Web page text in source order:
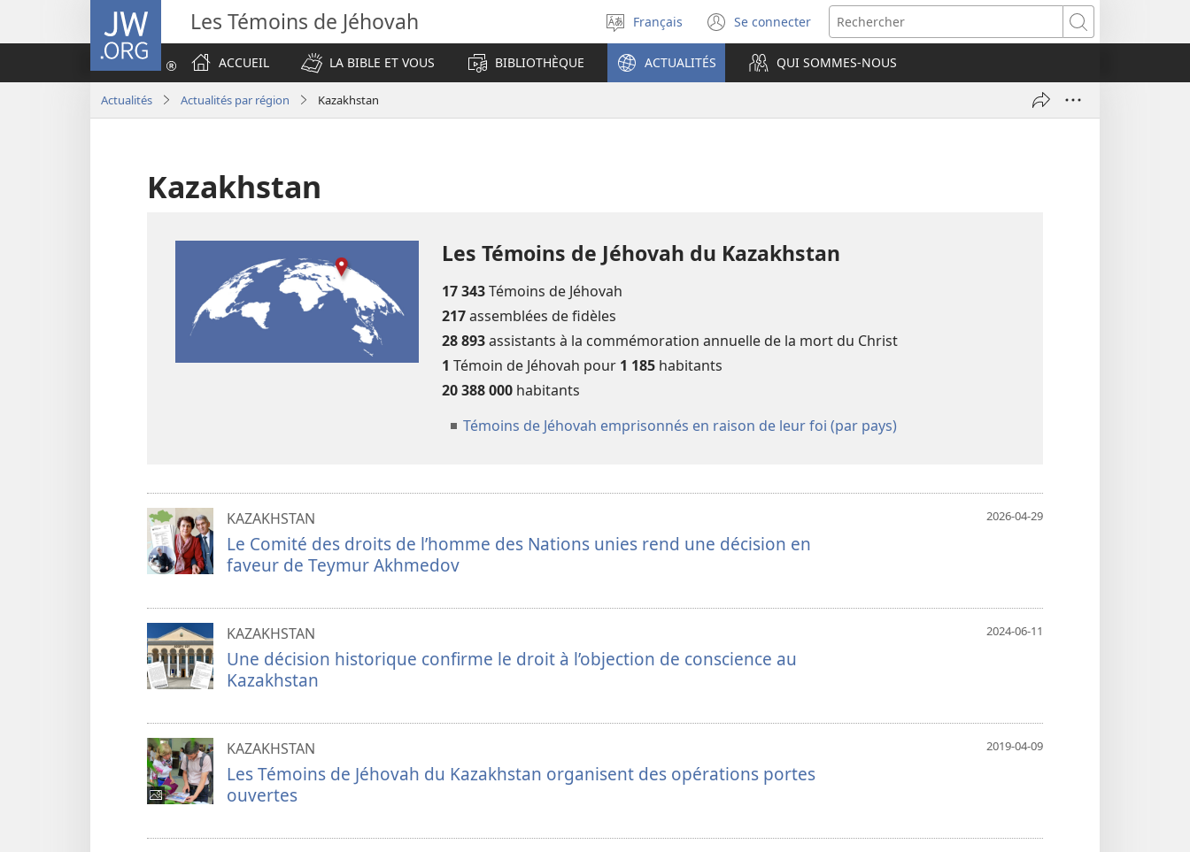
JW.ORG Les Témoins de Jéhovah
Sélectionner
la
langue
Français Se connecter
(ouvre
une
nouvelle
fenêtre)
Rechercher
ACCUEIL
LA BIBLE ET VOUS BIBLIOTHÈQUE ACTUALITÉS QUI SOMMES-NOUS
Actualités Actualités par région Kazakhstan
Kazakhstan
Les Témoins de Jéhovah du Kazakhstan
17 343Témoins de Jéhovah
217assemblées de fidèles
28 893assistants à la commémoration annuelle de la mort du Christ
1 Témoin de Jéhovah pour 1 185habitants
20 388 000habitants
Témoins de Jéhovah emprisonnés en raison de leur foi (par pays)
2026-04-29
KAZAKHSTAN
Le Comité des droits de l’homme des Nations unies rend une décision en
faveur de Teymur Akhmedov
2024-06-11
KAZAKHSTAN
Une décision historique confirme le droit à l’objection de conscience au
Kazakhstan
2019-04-09
KAZAKHSTAN
Les Témoins de Jéhovah du Kazakhstan organisent des opérations portes
ouvertes